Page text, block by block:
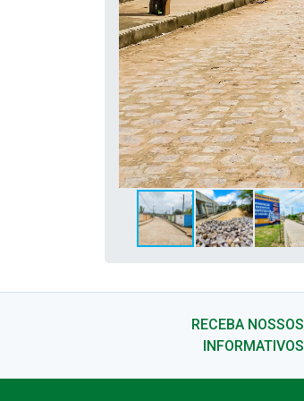
RECEBA NOSSOS
INFORMATIVOS